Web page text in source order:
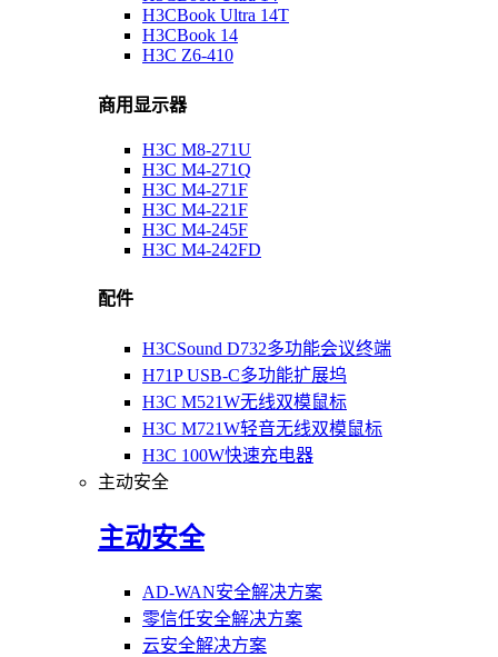
H3CBook Ultra 14T
H3CBook 14
H3C Z6-410
商用显示器
H3C M8-271U
H3C M4-271Q
H3C M4-271F
H3C M4-221F
H3C M4-245F
H3C M4-242FD
配件
H3CSound D732多功能会议终端
H71P USB-C多功能扩展坞
H3C M521W无线双模鼠标
H3C M721W轻音无线双模鼠标
H3C 100W快速充电器
主动安全
主动安全
AD-WAN安全解决方案
零信任安全解决方案
云安全解决方案